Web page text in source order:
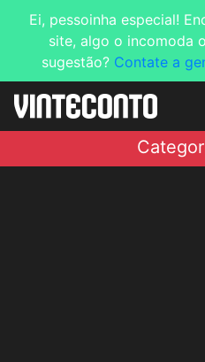
Ei, pessoinha especial!
site, algo o incomoda
sugestão? Contate a